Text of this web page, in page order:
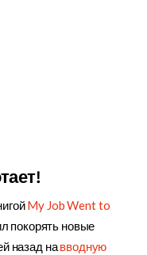
My Job Went to
покорять новые
назад навводную